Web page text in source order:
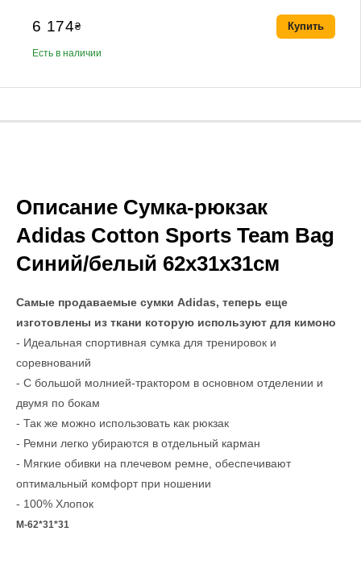
6 174₴
Есть в наличии
Купить
Описание Сумка-рюкзак
Adidas Cotton Sports Team Bag
Синий/белый 62х31х31см
Самые продаваемые сумки Adidas, теперь еще
изготовлены из ткани которую используют для кимоно
- Идеальная спортивная сумка для тренировок и
соревнований
- С большой молнией-трактором в основном отделении и
двумя по бокам
- Так же можно использовать как рюкзак
- Ремни легко убираются в отдельный карман
- Мягкие обивки на плечевом ремне, обеспечивают
оптимальный комфорт при ношении
- 100% Хлопок
M-62*31*31